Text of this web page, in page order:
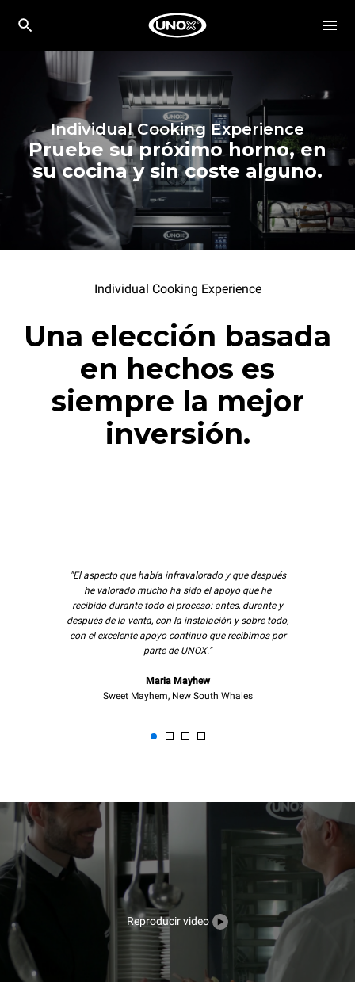
Individual Cooking Experience
Pruebe su próximo horno, en
su cocina y sin coste alguno.
Individual Cooking Experience
Una elección basada
en hechos es
siempre la mejor
inversión.
"El aspecto que había infravalorado y que después
he valorado mucho ha sido el apoyo que he
recibido durante todo el proceso: antes, durante y
después de la venta, con la instalación y sobre todo,
con el excelente apoyo continuo que recibimos por
parte de UNOX."
Maria Mayhew
Sweet Mayhem, New South Whales
Reproducir video